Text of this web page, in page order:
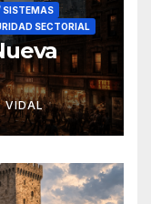
SISTEMAS
SECTORIAL
VIDAL